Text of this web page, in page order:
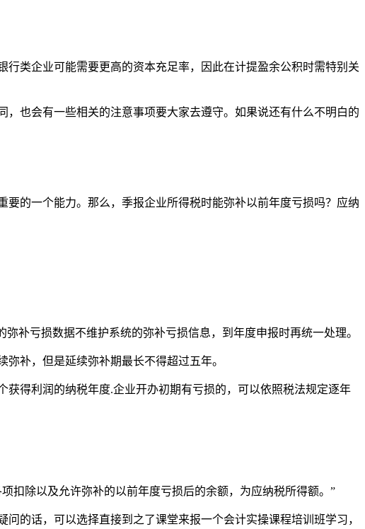
类企业可能需要更高的资本充足率，因此在计提盈余公积时需特别关
也会有一些相关的注意事项要大家去遵守。如果说还有什么不明白的
的一个能力。那么，季报企业所得税时能弥补以前年度亏损吗？应纳
补亏损数据不维护系统的弥补亏损信息，到年度申报时再统一处理。
补，但是延续弥补期最长不得超过五年。
得利润的纳税年度.企业开办初期有亏损的，可以依照税法规定逐年
扣除以及允许弥补的以前年度亏损后的余额，为应纳税所得额。”
的话，可以选择直接到之了课堂来报一个会计实操课程培训班学习，